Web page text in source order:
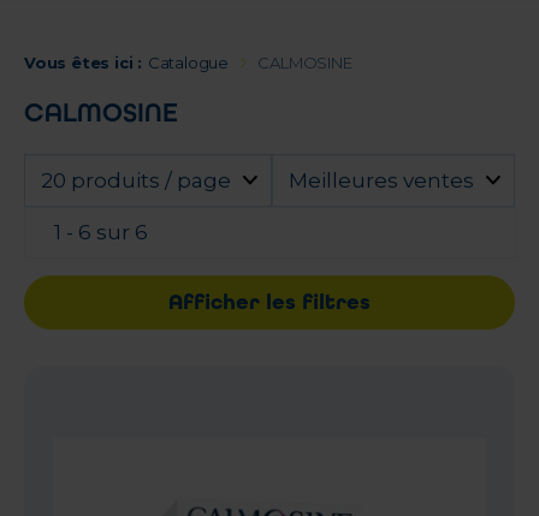
Vous êtes ici : Catalogue CALMOSINE
CALMOSINE
20 produits / page Meilleures ventes
1 - 6 sur 6
Afficher les filtres